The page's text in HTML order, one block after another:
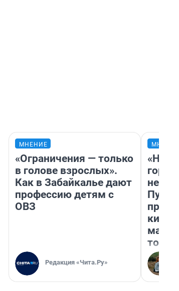
МНЕНИЕ
«Ограничения — только
в голове взрослых».
Как в Забайкалье дают
профессию детям с
ОВЗ
Редакция «Чита.Ру»
«Нет
того